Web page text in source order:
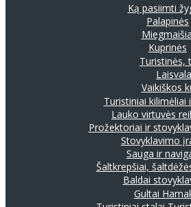
Ką pasiimti
Palapinės
Kuprinės
Turistinės,
Vaikiškos
Turistiniai kilimėliai
Lauko virtuvės
Prožektoriai ir
Stovyklavimo
Sauga ir
Šaltkrepšiai,
Baldai
Gultai